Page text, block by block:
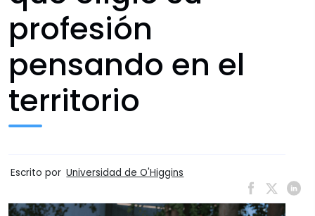
profesión
pensando en el
territorio
Escrito por Universidad de O'Higgins